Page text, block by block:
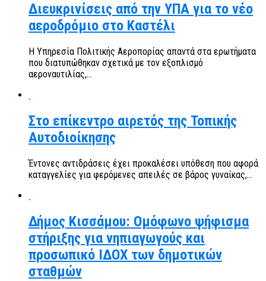
Διευκρινίσεις από την ΥΠΑ για το νέο
αεροδρόμιο στο Καστέλι
Η Υπηρεσία Πολιτικής Αεροπορίας απαντά στα ερωτήματα
που διατυπώθηκαν σχετικά με τον εξοπλισμό
αεροναυτιλίας,...
Στο επίκεντρο αιρετός της Τοπικής
Αυτοδιοίκησης
Έντονες αντιδράσεις έχει προκαλέσει υπόθεση που αφορά
καταγγελίες για φερόμενες απειλές σε βάρος γυναίκας,...
Δήμος Κισσάμου: Ομόφωνο ψήφισμα
στήριξης για νηπιαγωγούς και
προσωπικό ΙΔΟΧ των δημοτικών
σταθμών